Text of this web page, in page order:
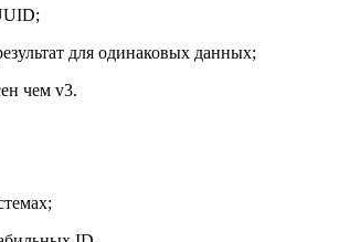
для одинаковых данных;
чем v3.